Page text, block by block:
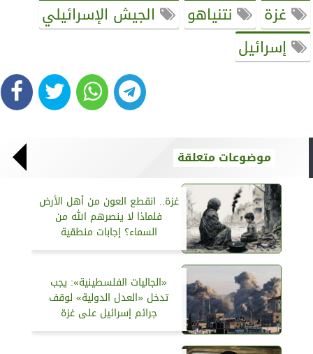
غزة نتنياهو
الجيش الإسرائيلي
إسرائيل
موضوعات متعلقة
غزة.. انقطع العون من أهل الأرض
فلماذا لا ينصرهم الله من
السماء؟ إجابات منطقية
«الجاليات الفلسطينية»: يجب
تدخل «العدل الدولية» لوقف
جرائم إسرائيل على غزة